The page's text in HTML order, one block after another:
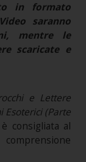
in formato
saranno
mentre le
scaricate e
e Lettere
Esoterici (Parte
consigliata al